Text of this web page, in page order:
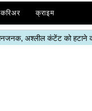
करिअर क्राइम